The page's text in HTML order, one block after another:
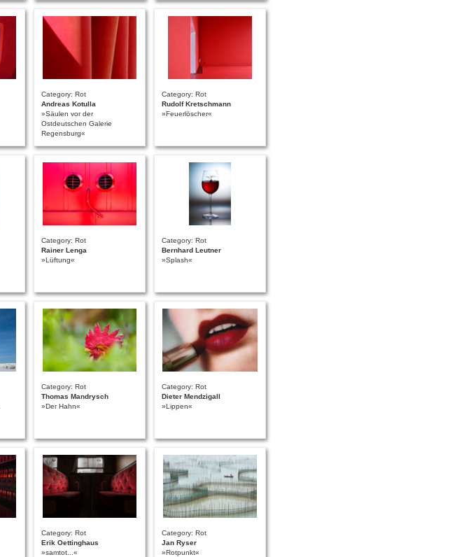
Category: Rot
Andreas Kotulla
»Säulen vor der
Ostdeutschen Galerie
Regensburg«
Category: Rot
Rudolf Kretschmann
»Feuerlöscher«
Category: Rot
Rainer Lenga
»Lüftung«
Category: Rot
Bernhard Leutner
»Splash«
Category: Rot
Thomas Mandrysch
»Der Hahn«
Category: Rot
Dieter Mendzigall
»Lippen«
Category: Rot
Erik Oettinghaus
»samtot...«
Category: Rot
Jan Ryser
»Rotpunkt«